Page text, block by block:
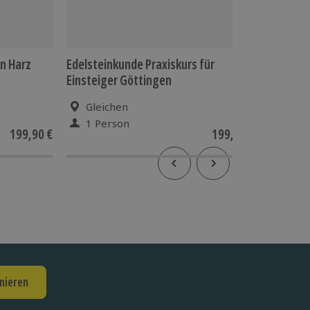
Harz
199,90 €
Edelsteinkunde Praxiskurs für
Einsteiger Göttingen
Gleichen
1 Person
199,90 €